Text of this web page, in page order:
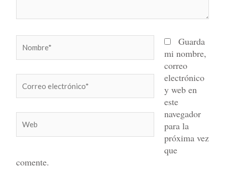
electrónico*
Guarda
mi nombre,
correo
electrónico
y web en
este
navegador
para la
próxima vez
que
comente.